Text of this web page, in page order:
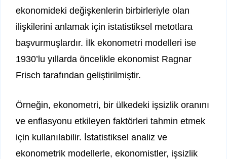
ekonomideki değişkenlerin birbirleriyle olan
ilişkilerini anlamak için istatistiksel metotlara
başvurmuşlardır. İlk ekonometri modelleri ise
1930’lu yıllarda öncelikle ekonomist Ragnar
Frisch tarafından geliştirilmiştir.
Örneğin, ekonometri, bir ülkedeki işsizlik oranını
ve enflasyonu etkileyen faktörleri tahmin etmek
için kullanılabilir. İstatistiksel analiz ve
ekonometrik modellerle, ekonomistler, işsizlik